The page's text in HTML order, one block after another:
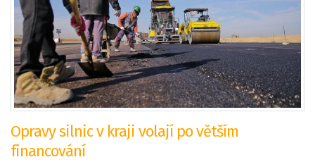
Opravy silnic v kraji volají po větším
financování